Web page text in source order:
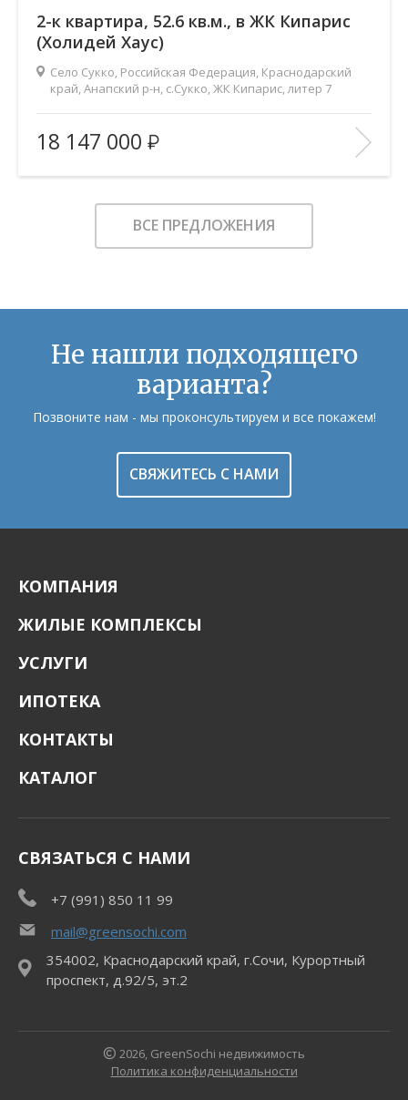
2-к квартира, 52.6 кв.м., в ЖК Кипарис
(Холидей Хаус)
Село Сукко, Российская Федерация, Краснодарский
край, Анапский р-н, с.Сукко, ЖК Кипарис, литер 7
Площадь (общ/жил/кух), м2:
52.6/21/20
Количество комнат:
2
Этаж:
6/8
В ИЗБРАННОЕ
18 147 000
ВСЕ ПРЕДЛОЖЕНИЯ
Не нашли подходящего
варианта?
Позвоните нам - мы проконсультируем и все покажем!
СВЯЖИТЕСЬ С НАМИ
КОМПАНИЯ
ЖИЛЫЕ КОМПЛЕКСЫ
УСЛУГИ
ИПОТЕКА
КОНТАКТЫ
КАТАЛОГ
СВЯЗАТЬСЯ С НАМИ
+7 (991) 850 11 99
mail@greensochi.com
354002, Краснодарский край, г.Сочи, Курортный
проспект, д.92/5, эт.2
2026, GreenSochi недвижимость
Политика конфиденциальности